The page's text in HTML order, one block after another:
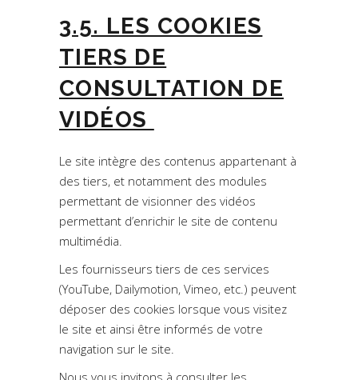
3.5. LES COOKIES
TIERS DE
CONSULTATION DE
VIDÉOS
Le site intègre des contenus appartenant à
des tiers, et notamment des modules
permettant de visionner des vidéos
permettant d’enrichir le site de contenu
multimédia.
Les fournisseurs tiers de ces services
(YouTube, Dailymotion, Vimeo, etc.) peuvent
déposer des cookies lorsque vous visitez
le site et ainsi être informés de votre
navigation sur le site.
Nous vous invitons à consulter les